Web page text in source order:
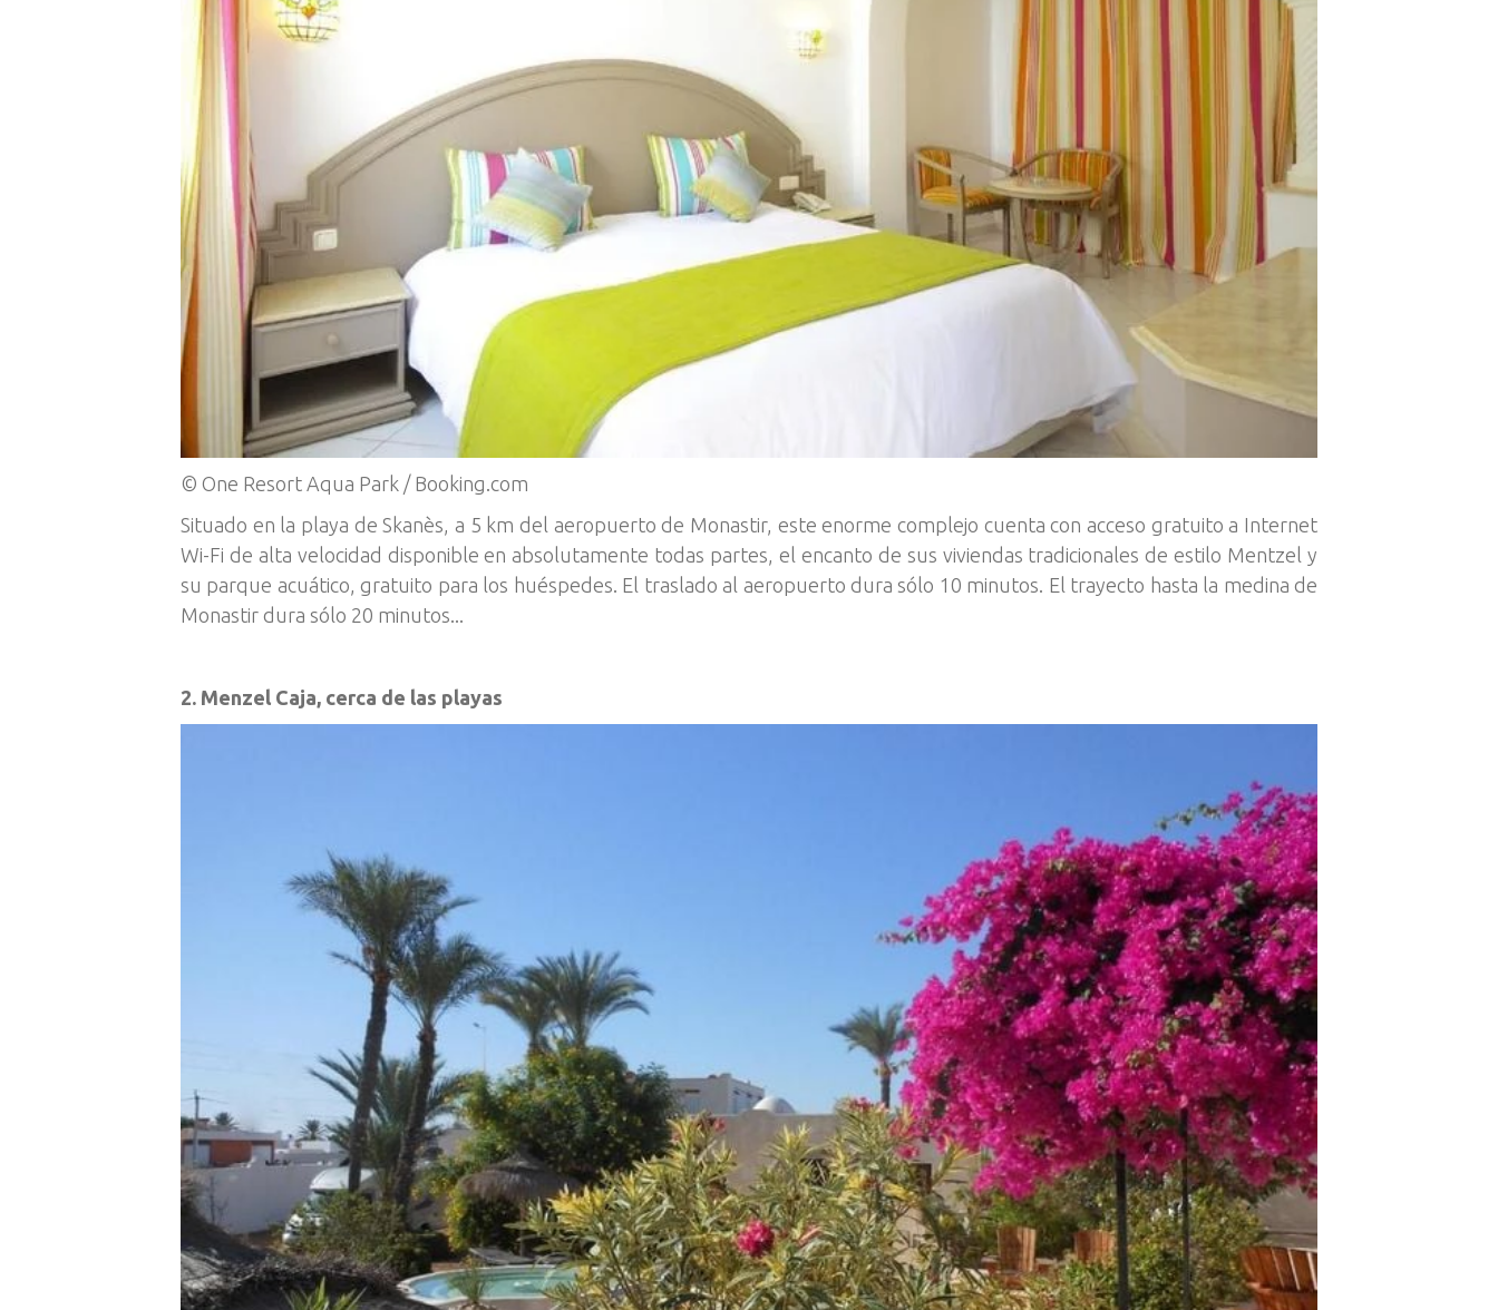
© One Resort Aqua Park / Booking.com
Situado en la playa de Skanès, a 5 km del aeropuerto de Monastir, este enorme complejo cuenta con acceso gratuito a Internet
Wi-Fi de alta velocidad disponible en absolutamente todas partes, el encanto de sus viviendas tradicionales de estilo Mentzel y
su parque acuático, gratuito para los huéspedes. El traslado al aeropuerto dura sólo 10 minutos. El trayecto hasta la medina de
Monastir dura sólo 20 minutos...
2. Menzel Caja, cerca de las playas